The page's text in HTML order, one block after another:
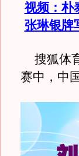
视频：朴
张琳银牌
搜狐体
赛中，中